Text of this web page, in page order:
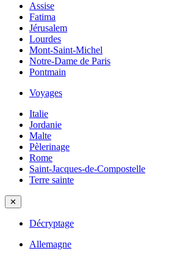
Assise
Fatima
Jérusalem
Lourdes
Mont-Saint-Michel
Notre-Dame de Paris
Pontmain
Voyages
Italie
Jordanie
Malte
Pèlerinage
Rome
Saint-Jacques-de-Compostelle
Terre sainte
✕
Décryptage
Allemagne